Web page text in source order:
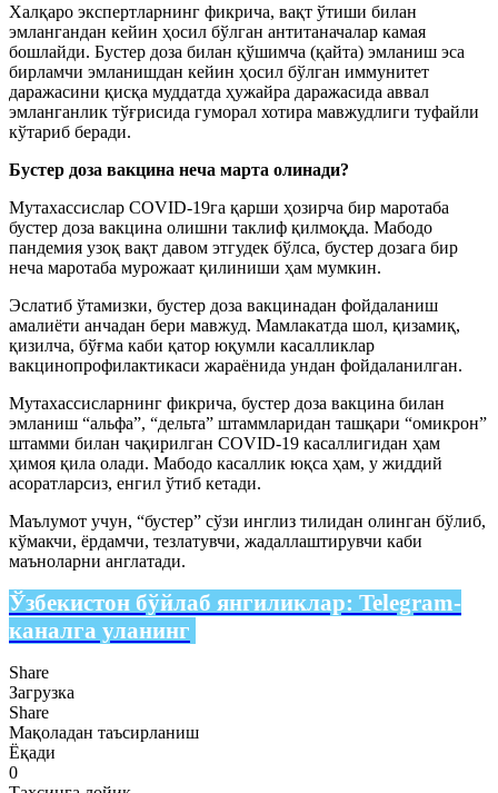
Халқаро экспертларнинг фикрича, вақт ўтиши билан
эмлангандан кейин ҳосил бўлган антитаначалар камая
бошлайди. Бустер доза билан қўшимча (қайта) эмланиш эса
бирламчи эмланишдан кейин ҳосил бўлган иммунитет
даражасини қисқа муддатда ҳужайра даражасида аввал
эмланганлик тўғрисида гуморал хотира мавжудлиги туфайли
кўтариб беради.
Бустер доза вакцина неча марта олинади?
Мутахассислар COVID-19га қарши ҳозирча бир маротаба
бустер доза вакцина олишни таклиф қилмоқда. Мабодо
пандемия узоқ вақт давом этгудек бўлса, бустер дозага бир
неча маротаба мурожаат қилиниши ҳам мумкин.
Эслатиб ўтамизки, бустер доза вакцинадан фойдаланиш
амалиёти анчадан бери мавжуд. Мамлакатда шол, қизамиқ,
қизилча, бўғма каби қатор юқумли касалликлар
вакцинопрофилактикаси жараёнида ундан фойдаланилган.
Мутахассисларнинг фикрича, бустер доза вакцина билан
эмланиш “альфа”, “дельта” штаммларидан ташқари “омикрон”
штамми билан чақирилган COVID-19 касаллигидан ҳам
ҳимоя қила олади. Мабодо касаллик юқса ҳам, у жиддий
асоратларсиз, енгил ўтиб кетади.
Маълумот учун, “бустер” сўзи инглиз тилидан олинган бўлиб,
кўмакчи, ёрдамчи, тезлатувчи, жадаллаштирувчи каби
маъноларни англатади.
Ўзбекистон бўйлаб янгиликлар: Telegram-
каналга уланинг
Share
Загрузка
Share
Мақоладан таъсирланиш
Ёқади
0